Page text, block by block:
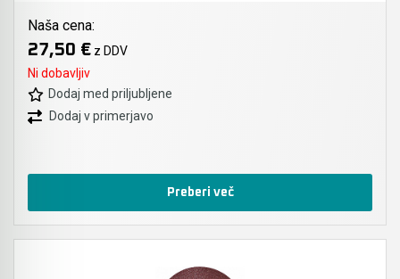
Naša cena:
27,50 € z DDV
Ni dobavljiv
Dodaj med priljubljene
Dodaj v primerjavo
Preberi več